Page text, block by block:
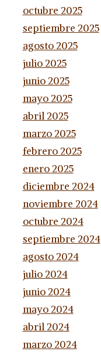
octubre 2025
septiembre 2025
agosto 2025
julio 2025
junio 2025
mayo 2025
abril 2025
marzo 2025
febrero 2025
enero 2025
diciembre 2024
noviembre 2024
octubre 2024
septiembre 2024
agosto 2024
julio 2024
junio 2024
mayo 2024
abril 2024
marzo 2024